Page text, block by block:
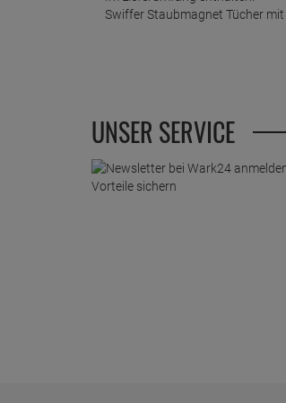
Swiffer Staubmagnet Tücher mit
UNSER SERVICE